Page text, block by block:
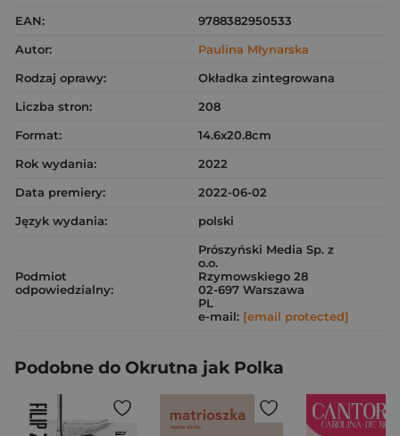
EAN:
9788382950533
Autor:
Paulina Młynarska
Rodzaj oprawy:
Okładka zintegrowana
Liczba stron:
208
Format:
14.6x20.8cm
Rok wydania:
2022
Data premiery:
2022-06-02
Język wydania:
polski
Podmiot
odpowiedzialny:
Prószyński Media Sp. z
o.o.
Rzymowskiego 28
02-697 Warszawa
PL
e-mail: [email protected]
Podobne do Okrutna jak Polka